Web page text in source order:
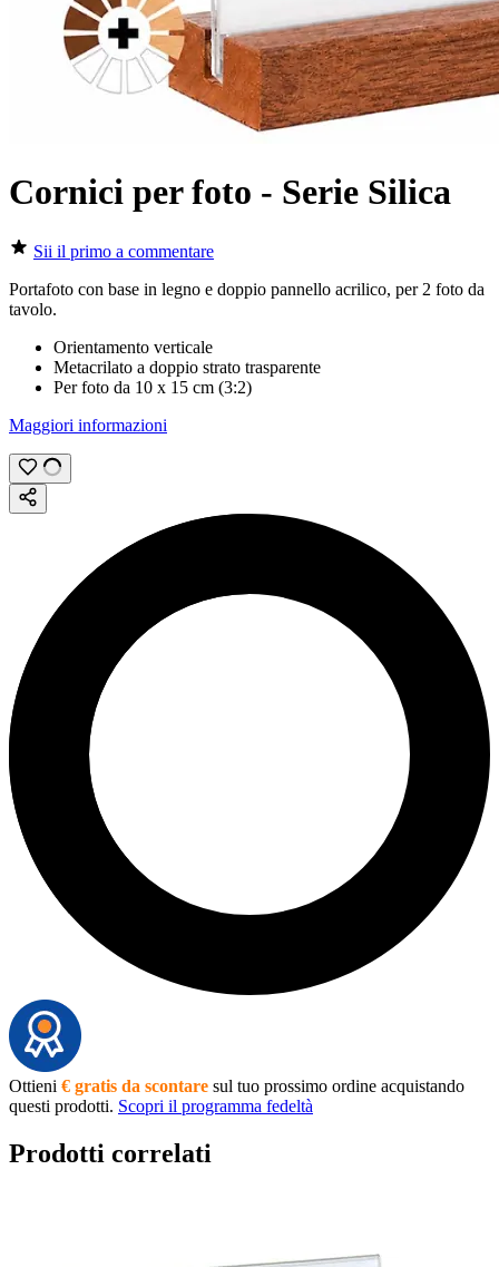
Cornici per foto - Serie Silica
Sii il primo a commentare
Portafoto con base in legno e doppio pannello acrilico, per 2 foto da
tavolo.
Orientamento verticale
Metacrilato a doppio strato trasparente
Per foto da 10 x 15 cm (3:2)
Maggiori informazioni
Ottieni € gratis da scontare sul tuo prossimo ordine acquistando
questi prodotti. Scopri il programma fedeltà
Prodotti correlati